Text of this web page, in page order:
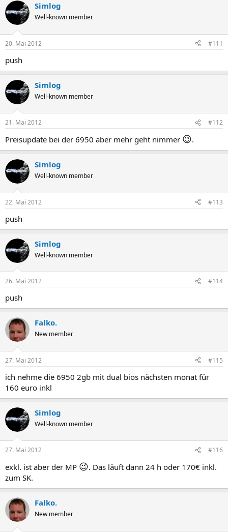
Simlog
Well-known member
20. Mai 2012 #111
push
Simlog
Well-known member
21. Mai 2012 #112
Preisupdate bei der 6950 aber mehr geht nimmer 😉.
Simlog
Well-known member
22. Mai 2012 #113
push
Simlog
Well-known member
26. Mai 2012 #114
push
Falko.
New member
27. Mai 2012 #115
ich nehme die 6950 2gb mit dual bios nächsten monat für
160 euro inkl
Simlog
Well-known member
27. Mai 2012 #116
exkl. ist aber der MP 😉. Das läuft dann 24 h oder 170€ inkl.
zum SK.
Falko.
New member